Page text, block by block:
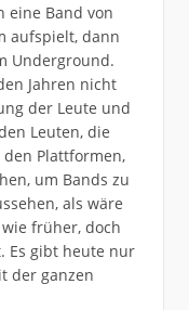
eine Band von
aufspielt, dann
Underground.
Jahren nicht
der Leute und
Leuten, die
Plattformen,
um Bands zu
als wäre
früher, doch
Es gibt heute nur
der ganzen